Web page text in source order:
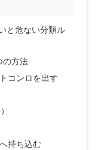
と危ない分類ル
の方法
コンロを出す
持ち込む